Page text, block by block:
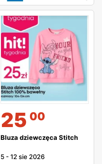
25 00
Bluza dziewczęca Stitch
5 -12 sie 2026